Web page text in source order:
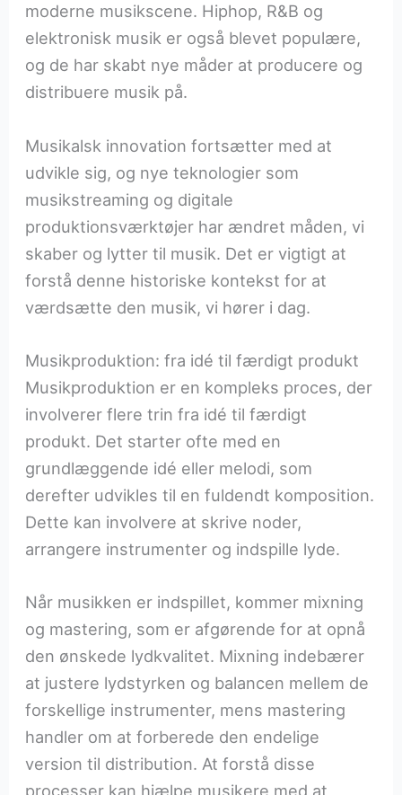
moderne musikscene. Hiphop, R&B og
elektronisk musik er også blevet populære,
og de har skabt nye måder at producere og
distribuere musik på.
Musikalsk innovation fortsætter med at
udvikle sig, og nye teknologier som
musikstreaming og digitale
produktionsværktøjer har ændret måden, vi
skaber og lytter til musik. Det er vigtigt at
forstå denne historiske kontekst for at
værdsætte den musik, vi hører i dag.
Musikproduktion: fra idé til færdigt produkt
Musikproduktion er en kompleks proces, der
involverer flere trin fra idé til færdigt
produkt. Det starter ofte med en
grundlæggende idé eller melodi, som
derefter udvikles til en fuldendt komposition.
Dette kan involvere at skrive noder,
arrangere instrumenter og indspille lyde.
Når musikken er indspillet, kommer mixning
og mastering, som er afgørende for at opnå
den ønskede lydkvalitet. Mixning indebærer
at justere lydstyrken og balancen mellem de
forskellige instrumenter, mens mastering
handler om at forberede den endelige
version til distribution. At forstå disse
processer kan hjælpe musikere med at